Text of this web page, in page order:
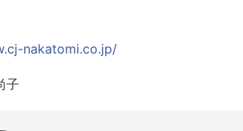
nakatomi.co.jp/
子